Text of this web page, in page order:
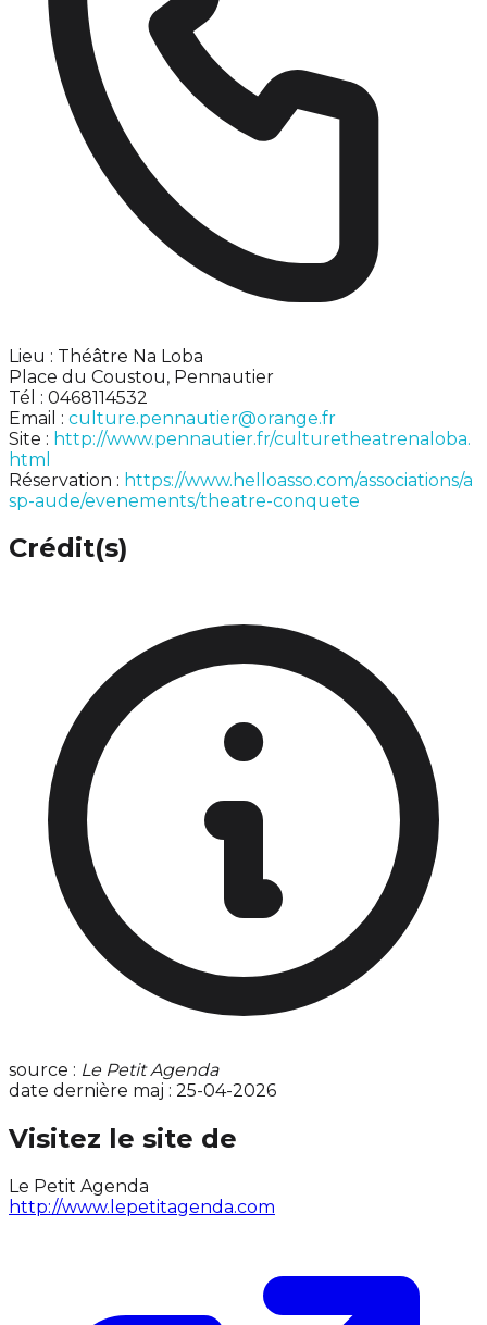
Lieu : Théâtre Na Loba
Place du Coustou, Pennautier
Tél : 0468114532
Email : culture.pennautier@orange.fr
Site : http://www.pennautier.fr/culturetheatrenaloba.
html
Réservation : https://www.helloasso.com/associations/a
sp-aude/evenements/theatre-conquete
Crédit(s)
source : Le Petit Agenda
date dernière maj : 25-04-2026
Visitez le site de
Le Petit Agenda
http://www.lepetitagenda.com